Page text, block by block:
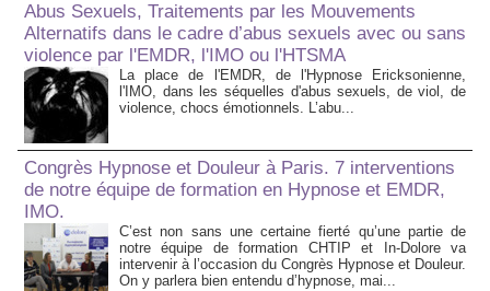
Abus Sexuels, Traitements par les Mouvements
Alternatifs dans le cadre d’abus sexuels avec ou sans
violence par l'EMDR, l'IMO ou l'HTSMA
La place de l'EMDR, de l'Hypnose Ericksonienne,
l'IMO, dans les séquelles d'abus sexuels, de viol, de
violence, chocs émotionnels. L’abu...
Congrès Hypnose et Douleur à Paris. 7 interventions
de notre équipe de formation en Hypnose et EMDR,
IMO.
C’est non sans une certaine fierté qu’une partie de
notre équipe de formation CHTIP et In-Dolore va
intervenir à l’occasion du Congrès Hypnose et Douleur.
On y parlera bien entendu d’hypnose, mai...